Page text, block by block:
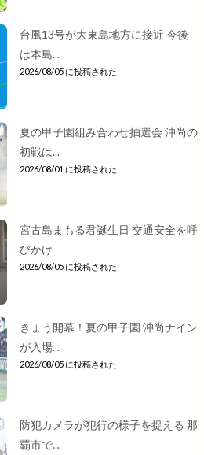
台風13号が大東島地方に接近 今後
は本島...
2026/08/05 に投稿された
夏の甲子園組み合わせ抽選会 沖尚の
初戦は...
2026/08/01 に投稿された
宮古島まもる君誕生日 交通安全を呼
びかけ
2026/08/05 に投稿された
きょう開幕！夏の甲子園 沖尚ナイン
が入場...
2026/08/05 に投稿された
防犯カメラが犯行の様子を捉える 那
覇市で...